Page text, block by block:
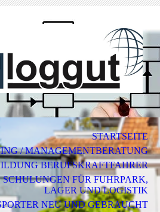
STARTSEITE
/ MANAGEMENTBERATUNG
BERUFSKRAFTFAHRER
FÜR FUHRPARK,
LAGER UND LOGISTIK
NEU UND GEBRAUCHT